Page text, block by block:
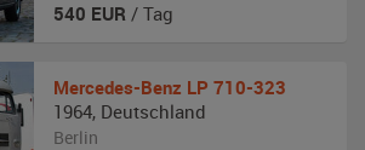
540 EUR / Tag
Mercedes-Benz LP 710-323
1964, Deutschland
Berlin